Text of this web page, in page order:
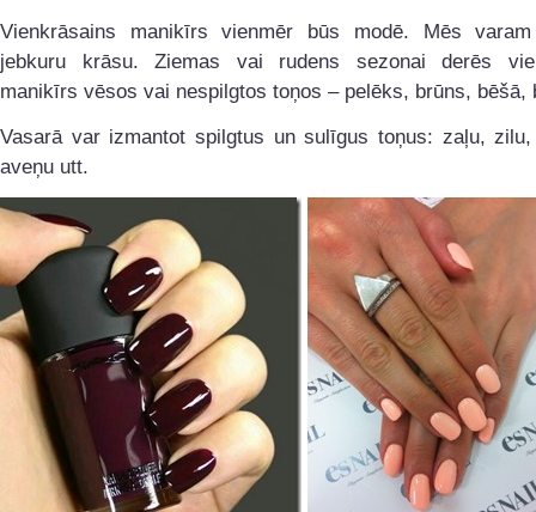
Vienkrāsains manikīrs vienmēr būs modē. Mēs
jebkuru krāsu. Ziemas vai rudens sezonai derēs
manikīrs vēsos vai nespilgtos toņos – pelēks, brūns, bēšā,
Vasarā var izmantot spilgtus un sulīgus toņus: zaļu, zilu,
aveņu utt.